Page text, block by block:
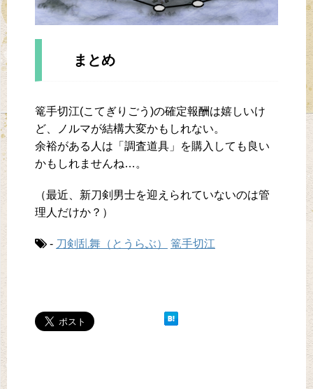
まとめ
篭手切江(こてぎりごう)の確定報酬は嬉しいけ
ど、ノルマが結構大変かもしれない。
余裕がある人は「調査道具」を購入しても良い
かもしれませんね…。
（最近、新刀剣男士を迎えられていないのは管
理人だけか？）
- 刀剣乱舞（とうらぶ） 篭手切江